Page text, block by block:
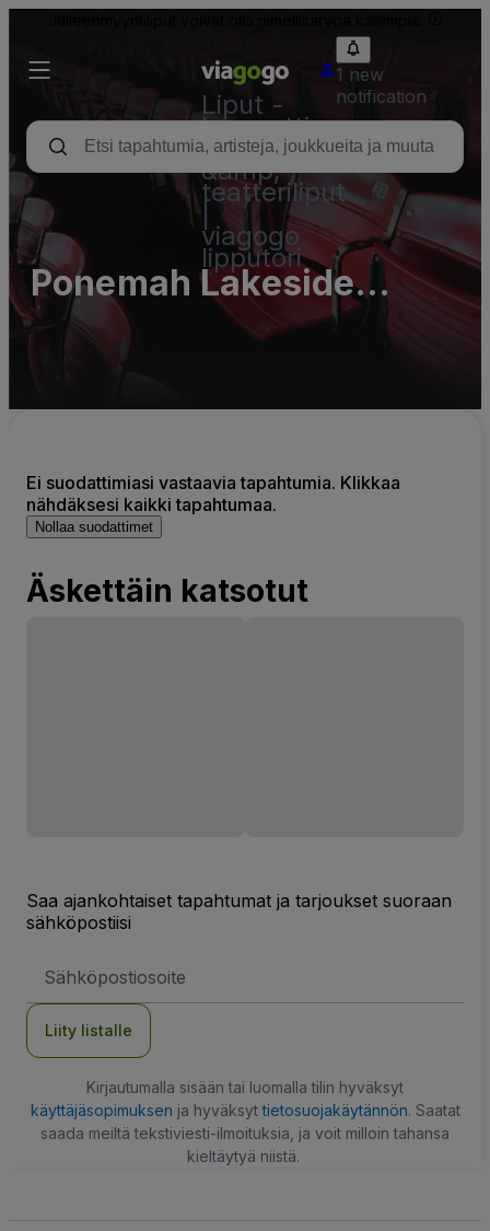
Liput -
konsertti,
urheilu
&amp;
teatteriliput
viagogo
lipputori
1 new
notification
Ponemah Lakeside
Lodge
Ei suodattimiasi vastaavia tapahtumia. Klikkaa
nähdäksesi kaikki tapahtumaa.
Nollaa suodattimet
Äskettäin katsotut
Saa ajankohtaiset tapahtumat ja tarjoukset suoraan
sähköpostiisi
Liity listalle
Kirjautumalla sisään tai luomalla tilin hyväksyt
käyttäjäsopimuksen ja hyväksyttietosuojakäytännön. Saatat
saada meiltä tekstiviesti-ilmoituksia, ja voit milloin tahansa
kieltäytyä niistä.